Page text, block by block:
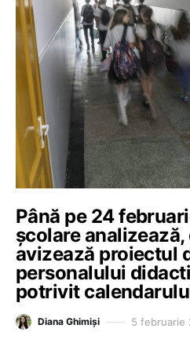
Până pe 24
școlare
avizează proiectul
personalului
potrivit
Diana Ghimiși 5 februarie